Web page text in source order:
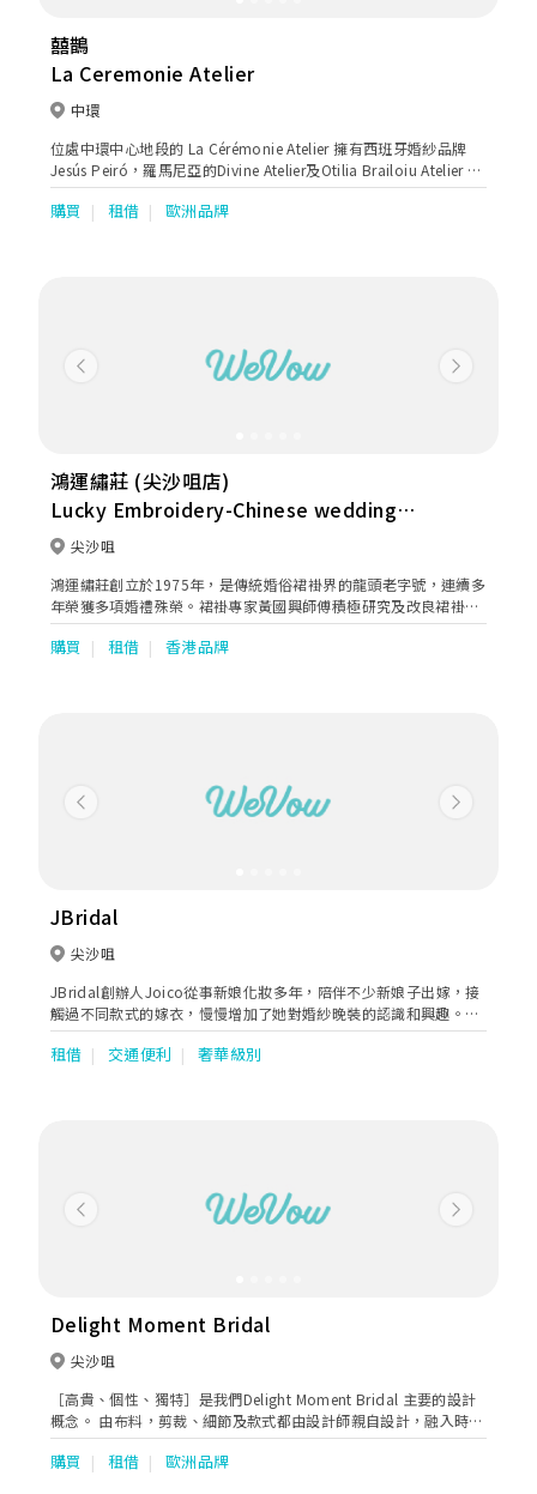
囍鵲
La Ceremonie Atelier
中環
位處中環中心地段的 La Cérémonie Atelier 擁有西班牙婚紗品牌
Jesús Peiró，羅馬尼亞的Divine Atelier及Otilia Brailoiu Atelier 的
香港區獨家代理權，並特別推出「三 代傳承‧BESPOKE 訂製服
務」，為新娘子、媽媽及花女 提供專業及貼心的訂製服務，傳承幸
購買 租借 歐洲品牌
Previous Next
鴻運繡莊 (尖沙咀店)
Lucky Embroidery-Chinese wedding
dress
尖沙咀
鴻運繡莊創立於1975年，是傳統婚俗裙褂界的龍頭老字號，連續多
年榮獲多項婚禮殊榮。裙褂專家黃國興師傅積極研究及改良裙褂款
式，於剪裁上加入極佳修身，高領富現代感的造型；在款式上採用
了更多五彩十色的頂級繡花線及釘上水晶，務求令裙褂色彩更鮮
購買 租借 香港品牌
Previous Next
JBridal
尖沙咀
JBridal創辦人Joico從事新娘化妝多年，陪伴不少新娘子出嫁，接
觸過不同款式的嫁衣，慢慢增加了她對婚紗晚裝的認識和興趣。為
了提供更優質完整的造型服務，於本年開設了JBridal，提供婚紗晚
裝租借服務，以高品質的嫁衣和優質新娘化妝服務，為新娘打造完
租借 交通便利 奢華級別
Previous Next
Delight Moment Bridal
尖沙咀
［高貴、個性、獨特］是我們Delight Moment Bridal 主要的設計
概念。 由布料，剪裁、細節及款式都由設計師親自設計，融入時
尚，自然及生活細節，設計出獨一無異手工婚紗同晚裝，展現出新
娘子最美的一面。
購買 租借 歐洲品牌